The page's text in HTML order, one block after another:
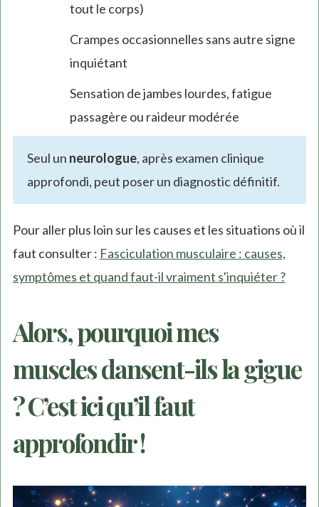
tout le corps)
Crampes occasionnelles sans autre signe
inquiétant
Sensation de jambes lourdes, fatigue
passagère ou raideur modérée
Seul un neurologue, après examen clinique
approfondi, peut poser un diagnostic définitif.
Pour aller plus loin sur les causes et les situations où il
faut consulter : Fasciculation musculaire : causes,
symptômes et quand faut-il vraiment s'inquiéter ?
Alors, pourquoi mes
muscles dansent-ils la gigue
? C’est ici qu’il faut
approfondir !